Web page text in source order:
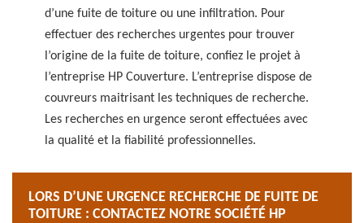
d’une fuite de toiture ou une infiltration. Pour
effectuer des recherches urgentes pour trouver
l’origine de la fuite de toiture, confiez le projet à
l’entreprise HP Couverture. L’entreprise dispose de
couvreurs maitrisant les techniques de recherche.
Les recherches en urgence seront effectuées avec
la qualité et la fiabilité professionnelles.
LORS D’UNE URGENCE RECHERCHE DE FUITE DE
TOITURE : CONTACTEZ NOTRE SOCIÉTÉ HP